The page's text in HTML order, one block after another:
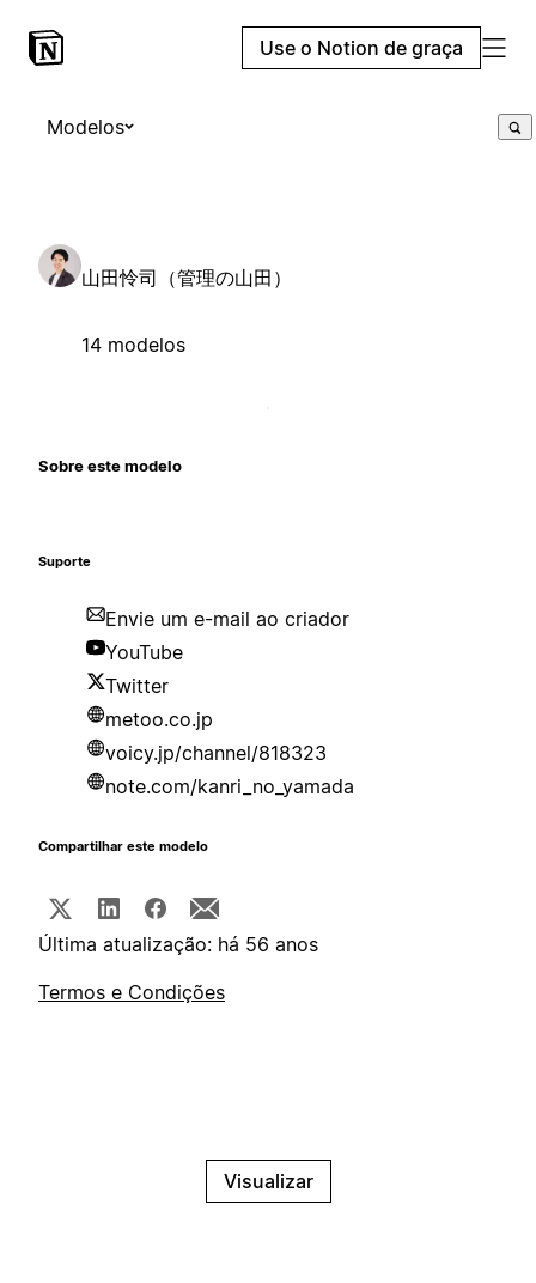
Use o Notion de graça
Modelos
山田怜司（管理の山田）
14 modelos
Sobre este modelo
Suporte
Envie um e-mail ao criador
YouTube
Twitter
metoo.co.jp
voicy.jp/channel/818323
note.com/kanri_no_yamada
Compartilhar este modelo
Última atualização: há 56 anos
Termos e Condições
Visualizar